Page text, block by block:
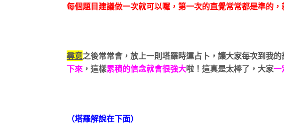
每個題目建議做一次就可以囉，第一次的直覺常常都是準的，
尋意之後常常會，放上一則塔羅時運占卜，讓大家每次到我
下來 ，這樣累積的信念就會很強大啦！這真是太棒了， 大家一
（塔羅解說在下面）